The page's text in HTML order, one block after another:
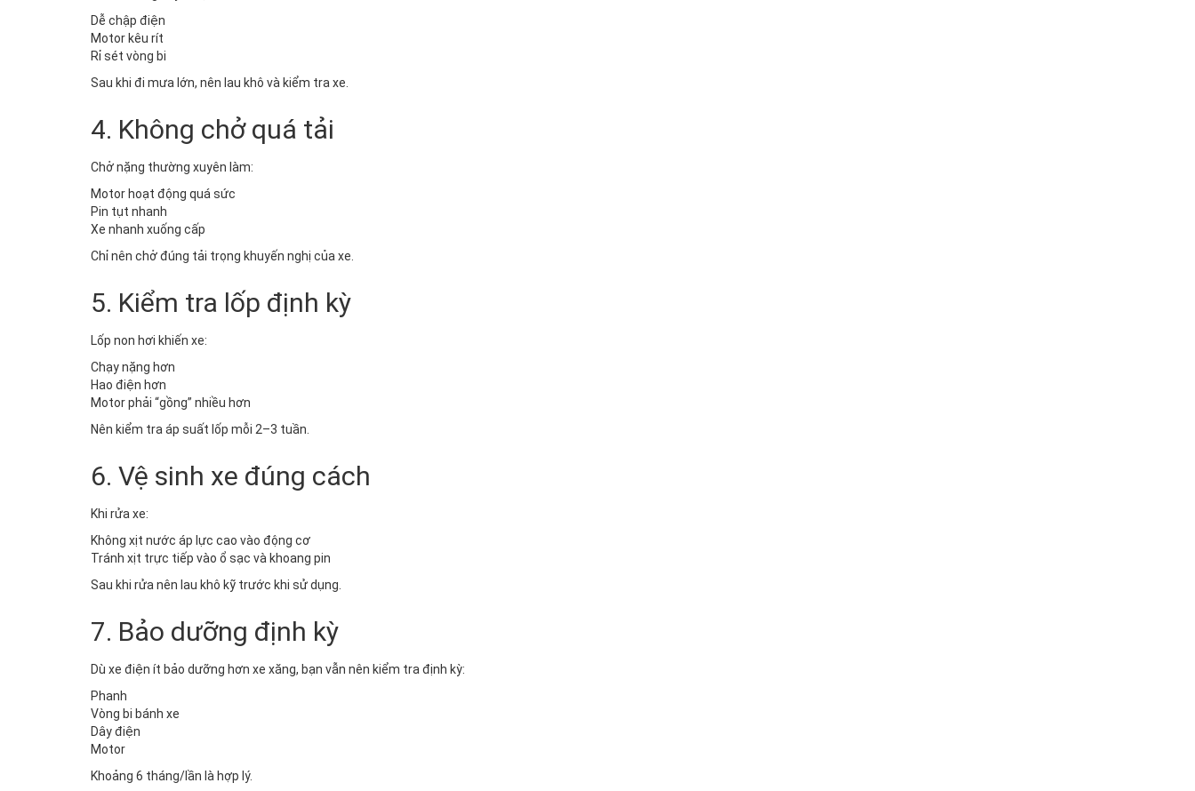
Dễ chập điện
Motor kêu rít
Rỉ sét vòng bi
Sau khi đi mưa lớn, nên lau khô và kiểm tra xe.
4. Không chở quá tải
Chở nặng thường xuyên làm:
Motor hoạt động quá sức
Pin tụt nhanh
Xe nhanh xuống cấp
Chỉ nên chở đúng tải trọng khuyến nghị của xe.
5. Kiểm tra lốp định kỳ
Lốp non hơi khiến xe:
Chạy nặng hơn
Hao điện hơn
Motor phải “gồng” nhiều hơn
Nên kiểm tra áp suất lốp mỗi 2–3 tuần.
6. Vệ sinh xe đúng cách
Khi rửa xe:
Không xịt nước áp lực cao vào động cơ
Tránh xịt trực tiếp vào ổ sạc và khoang pin
Sau khi rửa nên lau khô kỹ trước khi sử dụng.
7. Bảo dưỡng định kỳ
Dù xe điện ít bảo dưỡng hơn xe xăng, bạn vẫn nên kiểm tra định kỳ:
Phanh
Vòng bi bánh xe
Dây điện
Motor
Khoảng 6 tháng/lần là hợp lý.